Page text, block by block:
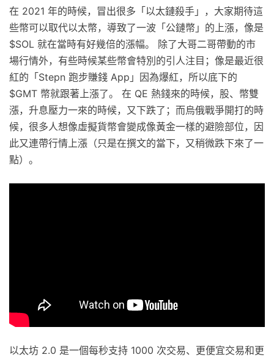
在 2021 年的時候，冒出很多「以太鏈殺手」，大家期待這
些幣可以取代以太幣，導致了一波「公鏈幣」的上漲，像是
$SOL 就在當時有好幾倍的漲幅。 除了大哥二哥帶動的市
場行情外，有些時候某些幣會特別的引人注目；像是最近很
紅的「Stepn 跑步賺錢 App」因為爆紅，所以底下的
$GMT 幣就跟著上漲了。 在 QE 熱錢來的時候，股、幣雙
漲，升息壓力一來的時候，又下跌了；而烏俄戰爭開打的時
候，很多人想像虛擬貨幣會變成像黃金一樣的避險部位，因
此又連帶行情上漲（只是在撰文的當下，又稍微跌下來了一
點）。
以太坊 2.0 是一個每秒支持 1000 次交易、更便宜交易和更